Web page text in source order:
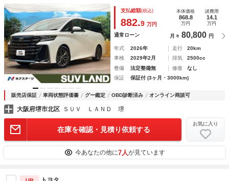
インチナビ トヨタチームメイト トヨタセーフティセンス
両側電動ドア デジタルインナーミラー カラーヘッドアップ
ディスプレイ
支払総額(税込)
882.9 万円
本体価格
868.8
万円
諸費用
14.1
万円
通常ローン 月々 80,800 円
年式 2026年 走行
20km
車検
2029年2月 排気
2500cc
整備
法定整備無 修復
なし
保証
保証付 (3ヶ月・3000km)
販売店保証 車両状態評価書 グー鑑定 OBD診断済み オンライン商談可
大阪府堺市北区 ＳＵＶ ＬＡＮＤ 堺
在庫を確認・見積り依頼する
お気に入り
今あなたの他に7人が見ています